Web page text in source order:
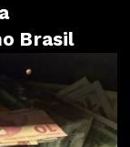
Brasil